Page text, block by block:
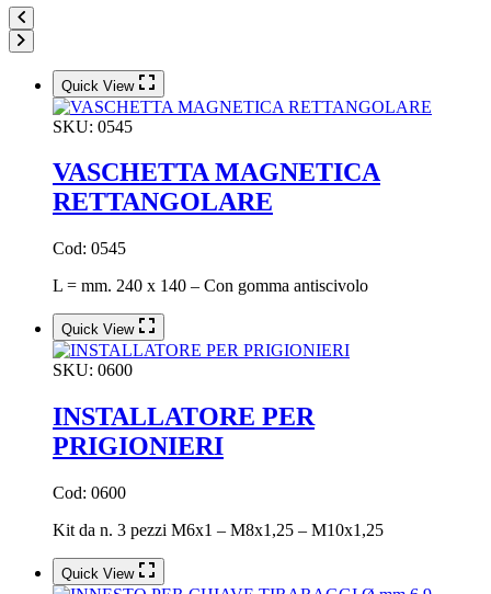
Quick View
SKU: 0545
VASCHETTA MAGNETICA
RETTANGOLARE
Cod: 0545
L = mm. 240 x 140 – Con gomma antiscivolo
Quick View
SKU: 0600
INSTALLATORE PER
PRIGIONIERI
Cod: 0600
Kit da n. 3 pezzi M6x1 – M8x1,25 – M10x1,25
Quick View